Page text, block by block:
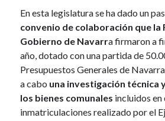
En esta legislatura se ha dado un
convenio de colaboración que la
Gobierno de Navarra firmaron a
año, dotado con una partida de
Presupuestos Generales de
a cabo una investigación técnica
los bienes comunales incluidos en
inmatriculaciones realizado por el